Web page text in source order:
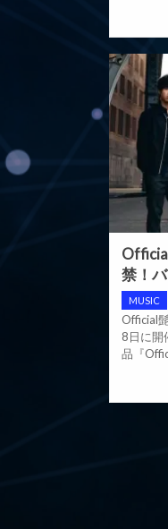
禁！
MUSIC
Official
8日に開
品『